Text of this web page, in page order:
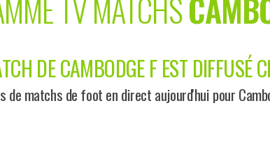
DE CAMBODGE F EST DIFFUSÉ
de matchs de foot en direct aujourd'hui pour